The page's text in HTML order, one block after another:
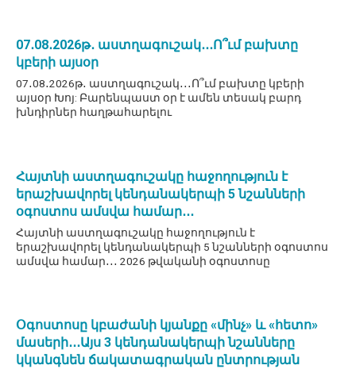
07․08․2026թ․ աստղագուշակ․․․Ո՞ւմ բախտը
կբերի այսօր
07․08․2026թ․ աստղագուշակ․․․Ո՞ւմ բախտը կբերի
այսօր Խոյ: Բարենպաստ օր է ամեն տեսակ բարդ
խնդիրներ հաղթահարելու
Հայտնի աստղագուշակը հաջողություն է
երաշխավորել կենդանակերպի 5 նշանների
օգոստոս ամսվա համար․․․
Հայտնի աստղագուշակը հաջողություն է
երաշխավորել կենդանակերպի 5 նշանների օգոստոս
ամսվա համար․․․ 2026 թվականի օգոստոսը
Օգոստոսը կբաժանի կյանքը «մինչ» և «հետո»
մասերի․․․Այս 3 կենդանակերպի նշանները
կկանգնեն ճակատագրական ընտրության